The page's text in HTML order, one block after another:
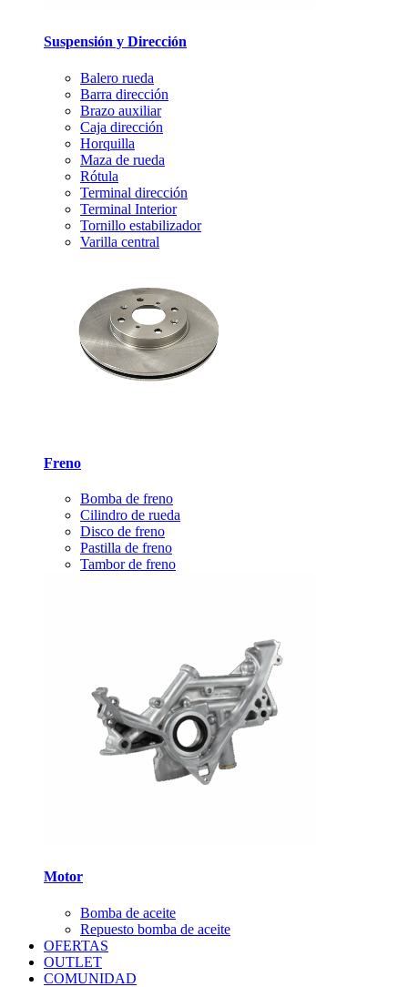
Suspensión y Dirección
Balero rueda
Barra dirección
Brazo auxiliar
Caja dirección
Horquilla
Maza de rueda
Rótula
Terminal dirección
Terminal Interior
Tornillo estabilizador
Varilla central
Freno
Bomba de freno
Cilindro de rueda
Disco de freno
Pastilla de freno
Tambor de freno
Motor
Bomba de aceite
Repuesto bomba de aceite
OFERTAS
OUTLET
COMUNIDAD